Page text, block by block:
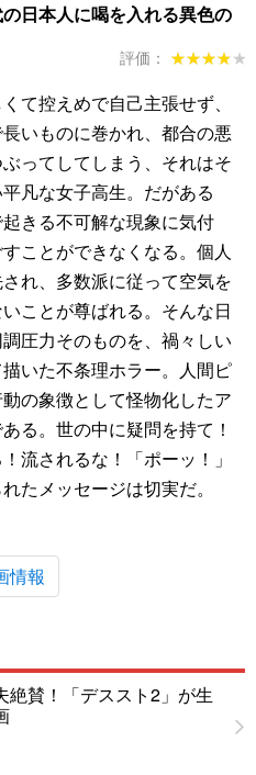
日本人に喝を入れる異色の
評価： ★★★★★
★★★★★
て控えめで自己主張せず、
いものに巻かれ、都合の悪
ってしてしまう、それはそ
凡な女子高生。だがある
きる不可解な現象に気付
ことができなくなる。個人
れ、多数派に従って空気を
ことが尊ばれる。そんな日
圧力そのものを、禍々しい
いた不条理ホラー。人間ピ
の象徴として怪物化したア
る。世の中に疑問を持て！
流されるな！「ポーッ！」
たメッセージは切実だ。
情報
絶賛！「デススト2」が生